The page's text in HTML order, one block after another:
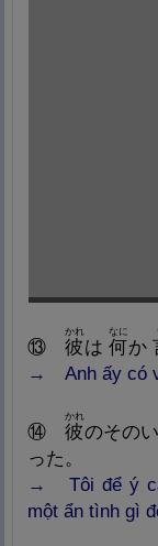
⑬ 彼
phương
かれ
は 何
なに
か
→ Anh ấy có
⑭ 彼
Nghĩa: Bên kia, kẻ khác, đối
かれ
のその
った。
→ Tôi để ý
một ẩn tình gì